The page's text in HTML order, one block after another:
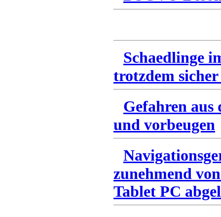
Schaedlinge
trotzdem
Gefahren
und vorbeugen
zunehmend
Tablet PC